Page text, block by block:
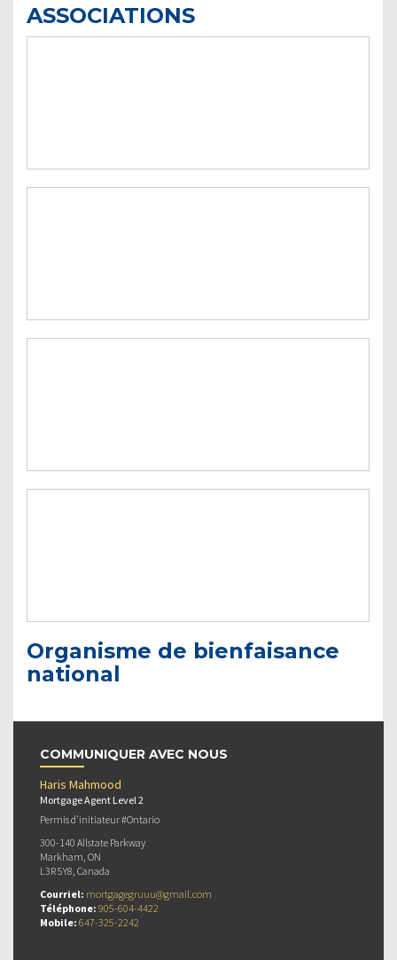
ASSOCIATIONS
Organisme de bienfaisance
national
COMMUNIQUER AVEC NOUS
Haris Mahmood
Mortgage Agent Level 2
Permis d’initiateur #Ontario
300-140 Allstate Parkway
Markham, ON
L3R 5Y8, Canada
Courriel: mortgagegruuu@gmail.com
Téléphone: 905-604-4422
Mobile: 647-325-2242